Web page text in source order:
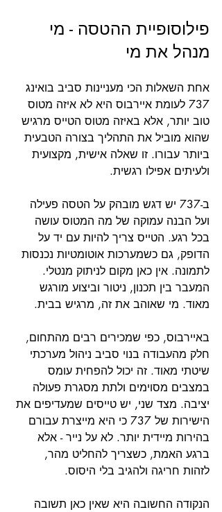
פילוסופיית ההטסה - מי
מנהל את מי
אחת השאלות הכי מעניינות סביב בואינג
737 לעומת איירבוס היא לא איזה מטוס
טוב יותר, אלא באיזה מטוס הטייס מרגיש
שהוא מוביל את התהליך בצורה הטבעית
ביותר עבורו. זו שאלה אישית, מקצועית
ולעיתים אפילו רגשית.
ב-737 יש דגש מובהק על הטסה פעילה
ועל הבנה עמוקה של מה המטוס עושה
בכל רגע. הטייס צריך להיות עם יד על
הדופק, גם כשמערכות אוטומטיות נכנסות
לתמונה. אין כאן מקום לניתוק מנטלי.
המעבר בין תכנון, ניטור וביצוע מורגש
מאוד. מי שאוהב את זה, מרגיש בבית.
באיירבוס, כפי שמכירים רבים מהתחום,
חלק מהעבודה בנוי סביב ניהול מערכתי
שיטתי מאוד. זה יכול להפחית עומס
במצבים מסוימים ולתת מסגרת פעולה
יציבה. מצד שני, יש טייסים שמעדיפים את
הישירות של 737 כי היא מייצרת עבורם
בהירות מיידית יותר. לא על נייר - אלא
ברגע האמת, כשצריך להחליט מהר,
לזהות חריגה ולהגיב בלי היסוס.
הנקודה החשובה היא שאין כאן תשובה